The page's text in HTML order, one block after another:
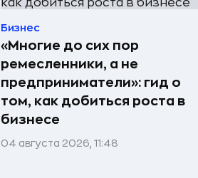
Бизнес
«Многие до сих пор
ремесленники, а не
предприниматели»: гид о
том, как добиться роста в
бизнесе
04 августа 2026, 11:48